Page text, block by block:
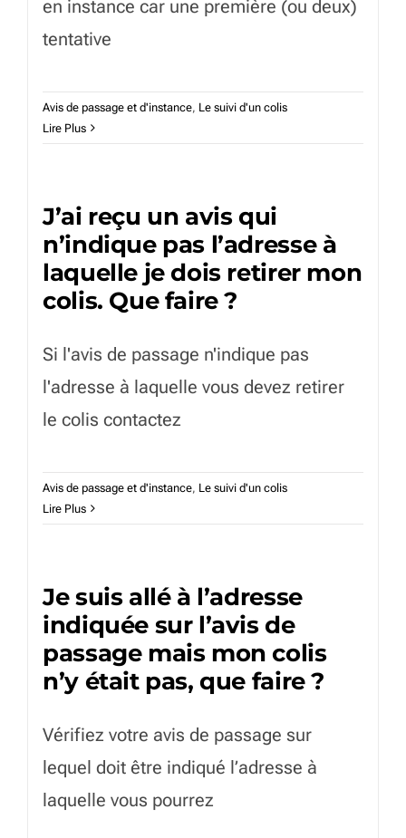
en instance car une première (ou deux)
tentative
Avis de passage et d'instance, Le suivi d'un colis
Lire Plus
J’ai reçu un avis qui
n’indique pas l’adresse à
laquelle je dois retirer mon
colis. Que faire ?
Si l'avis de passage n'indique pas
l'adresse à laquelle vous devez retirer
le colis contactez
Avis de passage et d'instance, Le suivi d'un colis
Lire Plus
Je suis allé à l’adresse
indiquée sur l’avis de
passage mais mon colis
n’y était pas, que faire ?
Vérifiez votre avis de passage sur
lequel doit être indiqué l’adresse à
laquelle vous pourrez